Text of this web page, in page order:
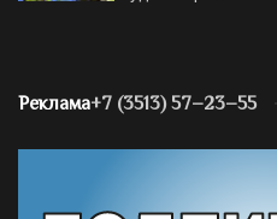
Реклама+7 (3513) 57–23–55